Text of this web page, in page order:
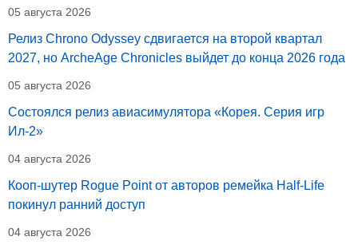
05 августа 2026
Релиз Chrono Odyssey сдвигается на второй квартал
2027, но ArcheAge Chronicles выйдет до конца 2026 года
05 августа 2026
Состоялся релиз авиасимулятора «Корея. Серия игр
Ил-2»
04 августа 2026
Кооп-шутер Rogue Point от авторов ремейка Half-Life
покинул ранний доступ
04 августа 2026